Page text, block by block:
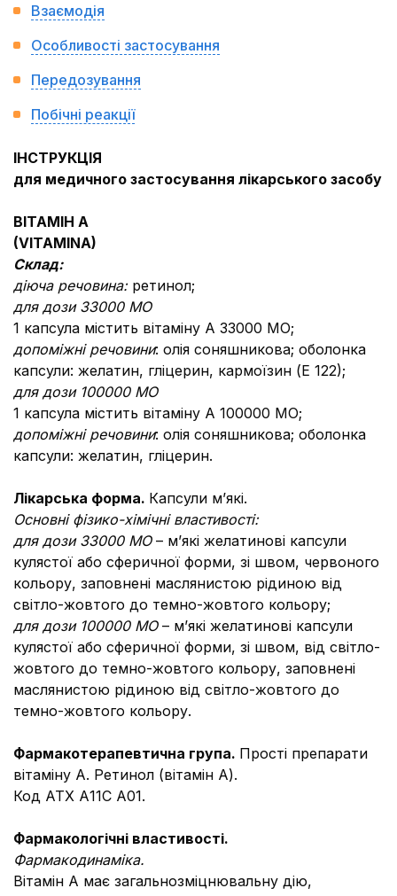
Взаємодія
Особливості застосування
Передозування
Побічні реакції
ІНСТРУКЦІЯ
для медичного застосування лікарського засобу
ВІТАМІН А
(VITAMINA)
Склад:
діюча речовина: ретинол;
для дози 33000 МО
1 капсула містить вітаміну А 33000 МО;
допоміжні речовини: олія соняшникова; оболонка
капсули: желатин, гліцерин, кармоїзин (Е 122);
для дози 100000 МО
1 капсула містить вітаміну А 100000 МО;
допоміжні речовини: олія соняшникова; оболонка
капсули: желатин, гліцерин.
Лікарська форма. Капсули м’які.
Основні фізико-хімічні властивості:
для дози 33000 МО– м’які желатинові капсули
кулястої або сферичної форми, зі швом, червоного
кольору, заповнені маслянистою рідиною від
світло-жовтого до темно-жовтого кольору;
для дози 100000 МО– м’які желатинові капсули
кулястої або сферичної форми, зі швом, від світло-
жовтого до темно-жовтого кольору, заповнені
маслянистою рідиною від світло-жовтого до
темно-жовтого кольору.
Фармакотерапевтична група. Прості препарати
вітаміну А. Ретинол (вітамін А).
Код АТХ А11С А01.
Фармакологічні властивості.
Фармакодинаміка.
Вітамін А має загальнозміцнювальну дію,